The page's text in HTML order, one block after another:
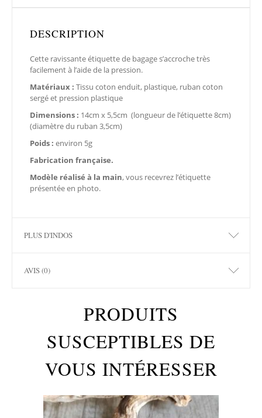
DESCRIPTION
Cette ravissante étiquette de bagage s’accroche très
facilement à l’aide de la pression.
Matériaux : Tissu coton enduit, plastique, ruban coton
sergé et pression plastique
Dimensions : 14cm x 5,5cm (longueur de l’étiquette 8cm)
(diamètre du ruban 3,5cm)
Poids : environ 5g
Fabrication française.
Modèle réalisé à la main, vous recevrez l’étiquette
présentée en photo.
PLUS D'INDOS
AVIS (0)
PRODUITS
SUSCEPTIBLES DE
VOUS INTÉRESSER